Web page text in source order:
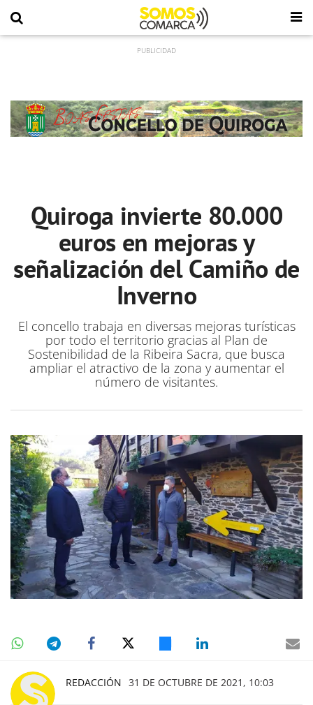
Quiroga invierte 80.000
euros en mejoras y
señalización del Camiño de
Inverno
El concello trabaja en diversas mejoras turísticas
por todo el territorio gracias al Plan de
Sostenibilidad de la Ribeira Sacra, que busca
ampliar el atractivo de la zona y aumentar el
número de visitantes.
REDACCIÓN 31 DE OCTUBRE DE 2021, 10:03